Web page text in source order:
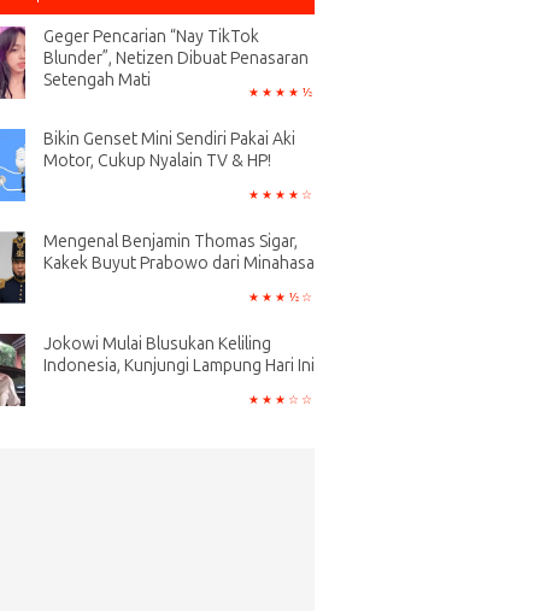
Geger Pencarian “Nay TikTok
Blunder”, Netizen Dibuat Penasaran
Setengah Mati
Bikin Genset Mini Sendiri Pakai Aki
Motor, Cukup Nyalain TV & HP!
Mengenal Benjamin Thomas Sigar,
Kakek Buyut Prabowo dari Minahasa
Jokowi Mulai Blusukan Keliling
Indonesia, Kunjungi Lampung Hari Ini